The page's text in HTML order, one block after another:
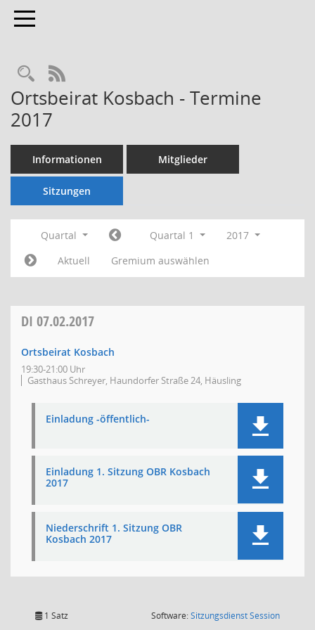
Toggle navigation
Rechercheauswahl
RSS-Feed
Ortsbeirat Kosbach - Termine
2017
Informationen Mitglieder
Sitzungen
Quartal Quartal 1
2017
Aktuell
Gremium auswählen
DI 07.02.2017
Ortsbeirat Kosbach
19:30-21:00 Uhr
Gasthaus Schreyer, Haundorfer Straße 24, Häusling
Einladung -öffentlich-
Einladung 1. Sitzung OBR Kosbach
2017
Niederschrift 1. Sitzung OBR
Kosbach 2017
1 Satz Software:SitzungsdienstSession(Wird in